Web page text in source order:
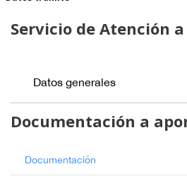
Servicio de Atención
Datos generales
Documentación a
Documentación